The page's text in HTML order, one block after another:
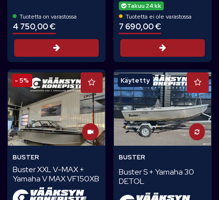
Tuotetta on varastossa
4 750,00 €
Tarjouspyyntö
Takuu 24 kk
Tuotetta ei ole varastossa
7 690,00 €
- 5%
BUSTER
Buster XXL V-MAX +
Yamaha V MAX VF150XB
Käytetty
BUSTER
Buster S + Yamaha 30
DETOL